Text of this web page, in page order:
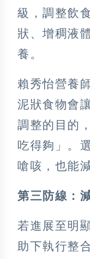
級，調整飲
狀、增稠液
養。
賴秀怡營養
泥狀食物會
調整的目的
吃得夠」。
嗆咳，也能
第三防線：
若進展至明
助下執行整